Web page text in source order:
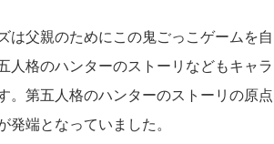
は父親のためにこの鬼ごっこゲームを自
人格のハンターのストーリなどもキャラ
。第五人格のハンターのストーリの原点
端となっていました。